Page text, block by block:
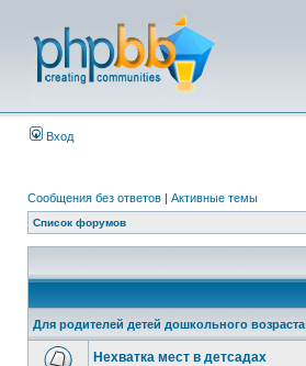
Вход
Сообщения без ответов | Активные темы
Список форумов
Для родителей детей дошкольного возраста
Нехватка мест в детсадах